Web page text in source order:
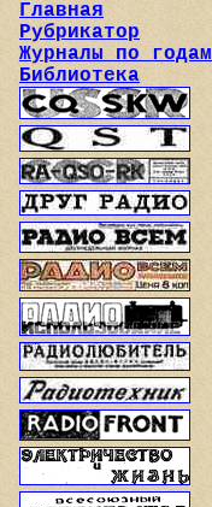
Главная
Рубрикатор
Журналы по годам
Библиотека